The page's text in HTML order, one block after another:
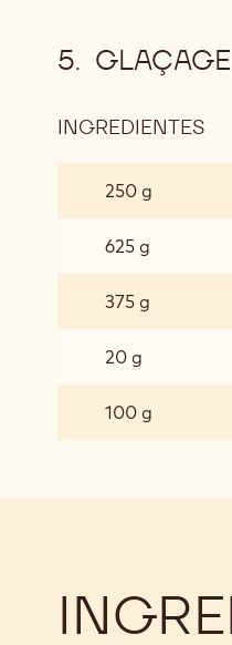
INGREDIENTES
250 g
625 g
375 g
20 g
100 g